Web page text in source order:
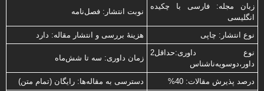
زبان مجله: فارسی با چكیده
انگلیسی
نوبت انتشار: فصل‌نامه
نوع انتشار: چاپی
هزینۀ بررسی و انتشار مقاله: دارد
نوع داوری:حداقل2
داور،دوسویه‌ناشناس
زمان داوری: سه تا شش‌ماه
درصد پذیرش مقالات: 40%
دسترسی به مقاله‌ها: رایگان (تمام متن)